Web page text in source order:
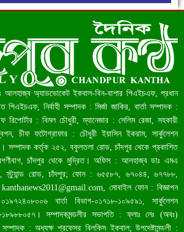
রিজার্ভ
দেশে উন্নীত হওয়ার পথে
আলহাজ্ব অ্যাডভোকেট ইকবাল-বিন-বাশার পিএইচএফ, প্রধান
পিএইচএফ, নির্বাহী সম্পাদক : মির্জা জাকির, বার্তা সম্পাদক :
: বিমল চৌধুরী, ম্যানেজার : সেলিম রেজা, সহকারী
চীফ ফটোগ্রাফার : চৌধুরী ইয়াসিন ইকরাম, সার্কুলেশন
সম্পাদক কর্তৃক ২৫২, বকুলতলা রোড, চাঁদপুর থেকে প্রকাশিত
চাঁদপুর থেকে মুদ্রিত। অফিস : আলহাজ্ব ডাঃ এমএ
স্ট্র্যান্ড রোড, চাঁদপুর; ফোন : ৬৫৫৮৭, ৬৭০৪৪, ৬৭৭৮৮,
kanthanews2011@gmail.com , মোবাইল ফোন : বিজ্ঞাপন
বার্তা বিভাগ-০১৭১৮-১০৯৫৯১, সার্কুলেশন
সম্পাদকমন্ডলীর সভাপতি : ফ্লাঃ লেঃ (অবঃ)
: অধ্যক্ষ প্রফেসর বিলকিস ইকবাল; উপদেষ্টামন্ডলী :